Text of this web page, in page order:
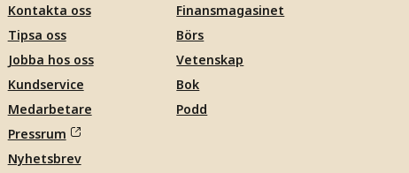
Kontakta oss
Tipsa oss
Jobba hos oss
Kundservice
Medarbetare
Pressrum
Nyhetsbrev
Finansmagasinet
Börs
Vetenskap
Bok
Podd